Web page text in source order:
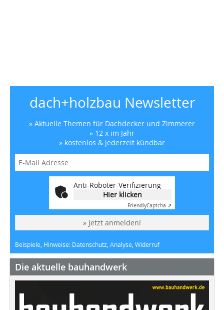
dach+holzbau Newsletter
» Aktuelle Themen für Dachdecker und Zimmerer
» 12 x im Jahr
» kostenlos & jederzeit kündbar
Anti-Roboter-Verifizierung
Hier klicken
FriendlyCaptcha ⇗
» Jetzt anmelden!
Beispiele, Hinweise: Datenschutz, Analyse, Widerruf
Die aktuelle bauhandwerk